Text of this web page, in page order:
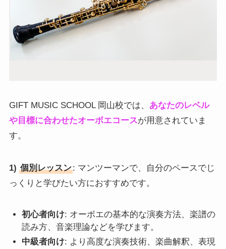
GIFT MUSIC SCHOOL 岡山校では、 あなたのレベル
や目標に合わせたオーボエコースが用意されていま
す。
1) 個別レッスン: マンツーマンで、自分のペースでじ
っくりと学びたい方におすすめです。
初心者向け: オーボエの基本的な演奏方法、楽譜の
読み方、音楽理論などを学びます。
中級者向け: より高度な演奏技術、楽曲解釈、表現